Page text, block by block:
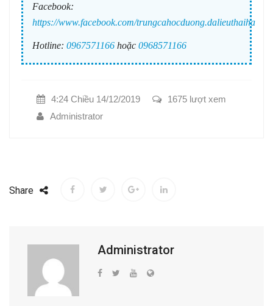
Facebook:
https://www.facebook.com/trungcahocduong.dalieuthaiha
Hotline: 0967571166 hoặc 0968571166
4:24 Chiều 14/12/2019
1675 lượt xem
Administrator
Share
Administrator